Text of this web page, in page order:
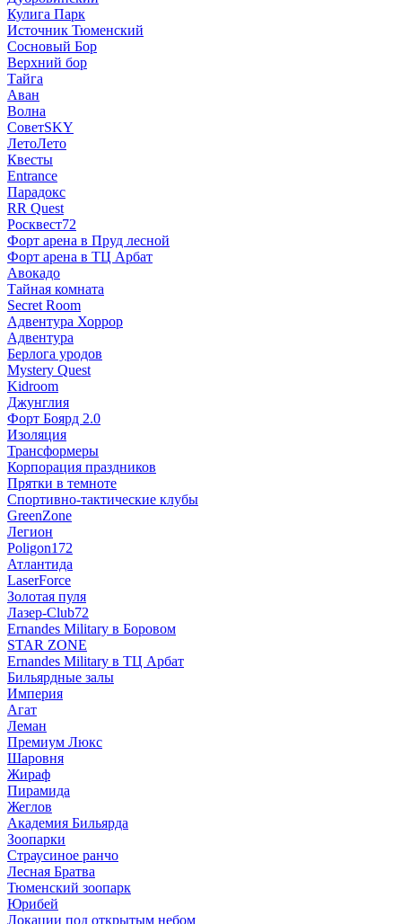
Кулига Парк
Источник Тюменский
Сосновый Бор
Верхний бор
Тайга
Аван
Волна
СоветSKY
ЛетоЛето
Квесты
Entrance
Парадокс
RR Quest
Росквест72
Форт арена в Пруд лесной
Форт арена в ТЦ Арбат
Авокадо
Тайная комната
Secret Room
Адвентура Хоррор
Адвентура
Берлога уродов
Mystery Quest
Kidroom
Джунглия
Форт Боярд 2.0
Изоляция
Трансформеры
Корпорация праздников
Прятки в темноте
Спортивно-тактические клубы
GreenZone
Легион
Poligon172
Атлантида
LaserForce
Золотая пуля
Лазер-Club72
Ernandes Military в Боровом
STAR ZONE
Ernandes Military в ТЦ Арбат
Бильярдные залы
Империя
Агат
Леман
Премиум Люкс
Шаровня
Жираф
Пирамида
Жеглов
Академия Бильярда
Зоопарки
Страусиное ранчо
Лесная Братва
Тюменский зоопарк
Юрибей
Локации под открытым небом